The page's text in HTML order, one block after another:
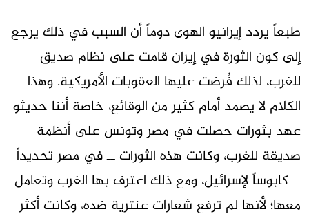
طبعاً يردد إيرانيو الهوى دوماً أن السبب في ذلك يرجع
إلى كون الثورة في إيران قامت على نظام صديق
للغرب، لذلك فُرضت عليها العقوبات الأمريكية. وهذا
الكلام لا يصمد أمام كثير من الوقائع، خاصة أننا حديثو
عهد بثورات حصلت في مصر وتونس على أنظمة
صديقة للغرب، وكانت هذه الثورات ــ في مصر تحديداً
ــ كابوساً لإسرائيل، ومع ذلك اعترف بها الغرب وتعامل
معها؛ لأنها لم ترفع شعارات عنترية ضده، وكانت أكثر